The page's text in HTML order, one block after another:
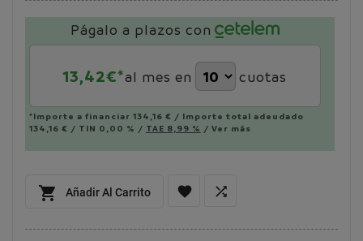
Págalo a plazos con
13,42€*al mes en cuotas
*Importe a financiar 134,16 € / Importe total adeudado
134,16 € / TIN 0,00 % / TAE 8,99 % / Ver más
 Añadir Al Carrito  